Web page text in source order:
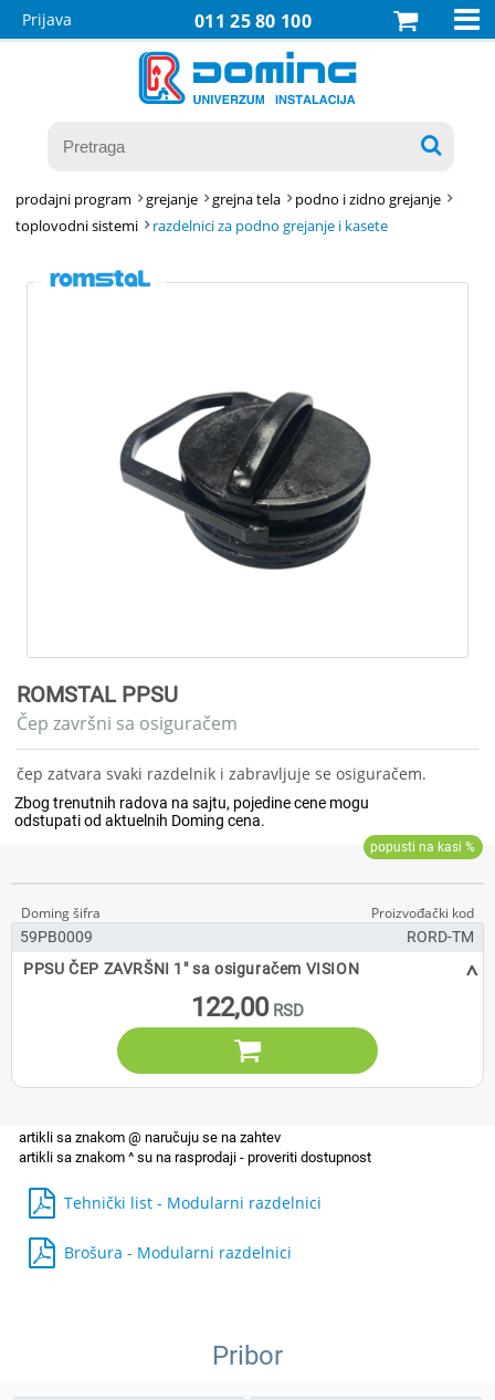
011 25 80 100
Prijava 

prodajni program grejanje grejna tela
podno i zidno grejanje
toplovodni sistemi
razdelnici za podno grejanje i kasete
ROMSTAL PPSU
Čep završni sa osiguračem
čep zatvara svaki razdelnik i zabravljuje se osiguračem.
59PB0009
RORD-TM
PPSU ČEP ZAVRŠNI 1" sa osiguračem VISION
122,00
^

Tehnički list - Modularni razdelnici
Brošura - Modularni razdelnici
Pribor